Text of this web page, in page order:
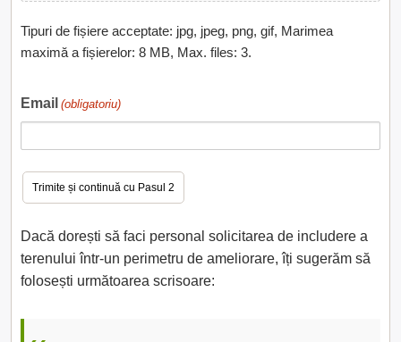
Tipuri de fișiere acceptate: jpg, jpeg, png, gif, Marimea
maximă a fișierelor: 8 MB, Max. files: 3.
Email (obligatoriu)
Dacă dorești să faci personal solicitarea de includere a
terenului într-un perimetru de ameliorare, îți sugerăm să
folosești următoarea scrisoare: